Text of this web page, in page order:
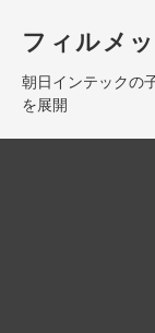
フィルメ
朝日インテックの
を展開